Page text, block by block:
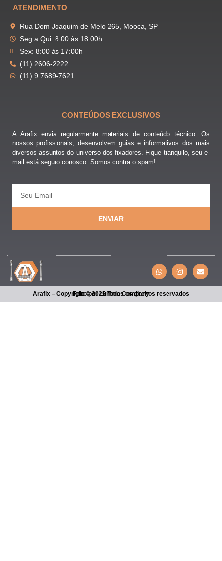
ATENDIMENTO
Rua Dom Joaquim de Melo 265, Mooca, SP
Seg a Qui: 8:00 às 18:00h
Sex: 8:00 às 17:00h
(11) 2606-2222
(11) 9 7689-7621
CONTEÚDOS EXCLUSIVOS
A Arafix envia regularmente materiais de conteúdo técnico. Os
nossos profissionais, desenvolvem guias e informativos dos mais
diversos assuntos do universo dos fixadores. Fique tranquilo, seu e-
mail está seguro conosco. Somos contra o spam!
ENVIAR
Arafix – Copyright © 2025 Todos os direitos reservados
Feito por Lumma Company